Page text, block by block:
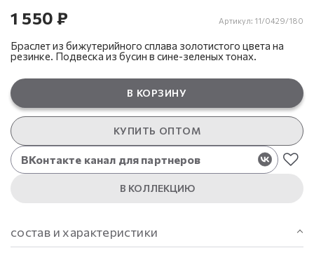
1 550 ₽ Артикул: 11/0429/180
Браслет из бижутерийного сплава золотистого цвета на
резинке. Подвеска из бусин в сине-зеленых тонах.
В КОРЗИНУ
КУПИТЬ ОПТОМ
ВКонтакте канал для партнеров
В КОЛЛЕКЦИЮ
состав и характеристики